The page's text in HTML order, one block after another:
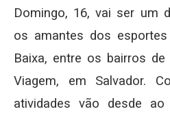
Domingo, 16, vai ser um
os amantes dos
Baixa, entre os bairros
Viagem, em Salvador.
atividades vão desde